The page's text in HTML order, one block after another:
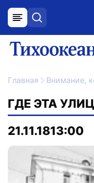
меню поиск
Главная Внимание,
ГДЕ ЭТА
21.11.1813:00